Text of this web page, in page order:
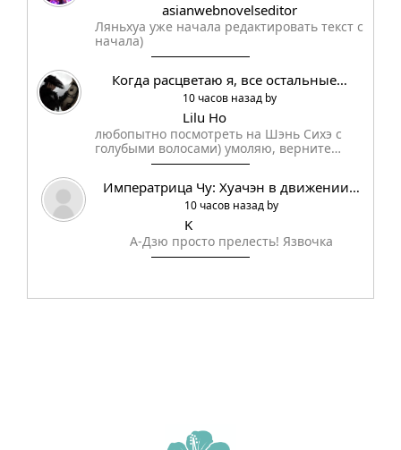
asianwebnovelseditor
Ляньхуа уже начала редактировать текст с
начала)
Когда расцветаю я, все остальные…
10 часов назад by
Lilu Ho
любопытно посмотреть на Шэнь Сихэ с
голубыми волосами) умоляю, верните…
Императрица Чу: Хуачэн в движении…
10 часов назад by
K
А-Дзю просто прелесть! Язвочка